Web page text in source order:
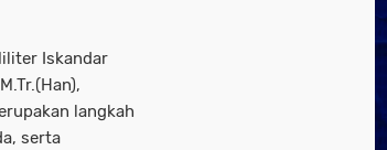
Iskandar
langkah
serta